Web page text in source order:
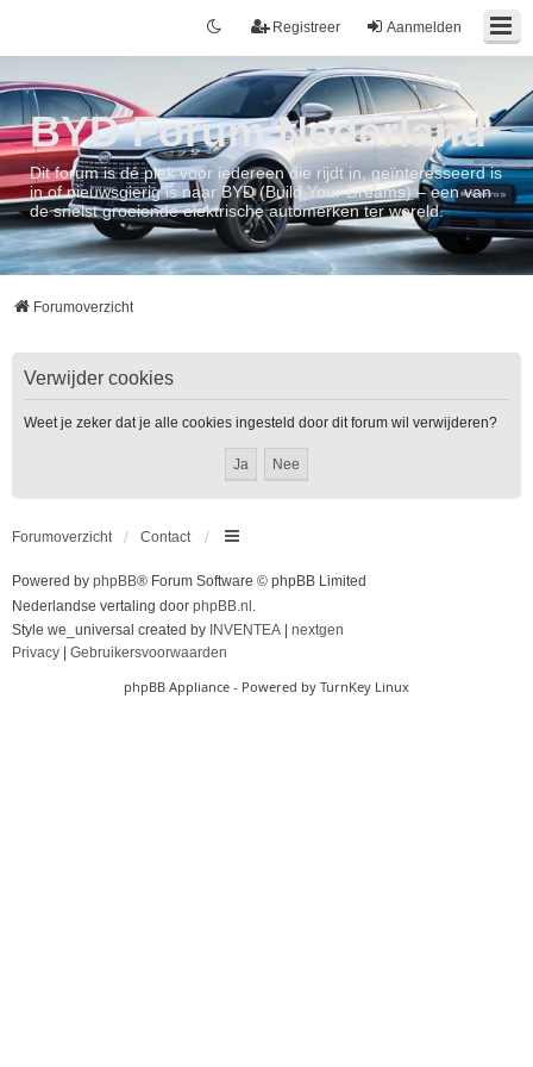
Aanmelden
Registreer
BYD Forum Nederland
Dit forum is dé plek voor iedereen die rijdt in, geïnteresseerd is
in of nieuwsgierig is naar BYD (Build Your Dreams) – een van
de snelst groeiende elektrische automerken ter wereld.
Forumoverzicht
Verwijder cookies
Weet je zeker dat je alle cookies ingesteld door dit forum wil verwijderen?
Forumoverzicht Contact
Powered by phpBB® Forum Software © phpBB Limited
Nederlandse vertaling door phpBB.nl .
Style we_universal created by INVENTEA
nextgen
Privacy
Gebruikersvoorwaarden
phpBB Appliance - Powered by TurnKey Linux